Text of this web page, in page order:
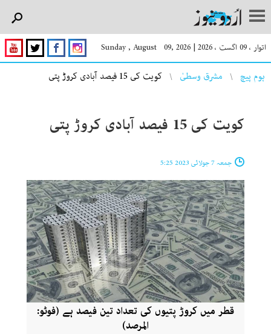
اتوار ، 09 اگست ، 2026 |
Sunday , August 09, 2026
You are here
ہوم پیچ مشرق وسطیٰ کویت کی 15 فیصد آبادی کروڑ پتی
کویت کی 15 فیصد آبادی کروڑ پتی
جمعہ 7 جولائی 2023 5:25
قطر میں کروڑ پتیوں کی تعداد تین فیصد ہے (فوٹو:
المرصد)